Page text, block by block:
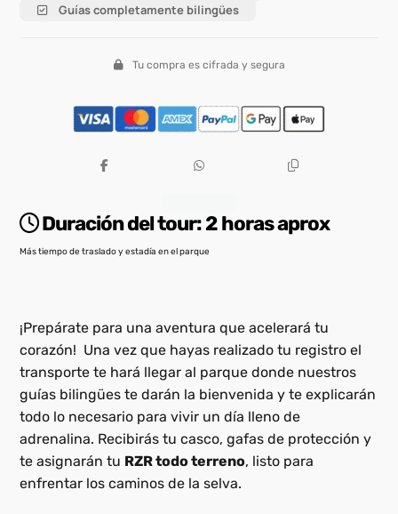
Guías completamente bilingües
Tu compra es cifrada y segura
Duración del tour:2 horas aprox
Más tiempo de traslado y estadía en el parque
¡Prepárate para una aventura que acelerará tu
corazón! Una vez que hayas realizado tu registro el
transporte te hará llegar al parque donde nuestros
guías bilingües te darán la bienvenida y te explicarán
todo lo necesario para vivir un día lleno de
adrenalina. Recibirás tu casco, gafas de protección y
te asignarán tu RZR todo terreno, listo para
enfrentar los caminos de la selva.